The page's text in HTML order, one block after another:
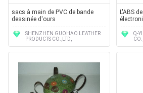
sacs à main de PVC de bande
dessinée d'ours
SHENZHEN GUOHAO LEATHER
PRODUCTS CO.,LTD,
L'ABS
bleus
Q-